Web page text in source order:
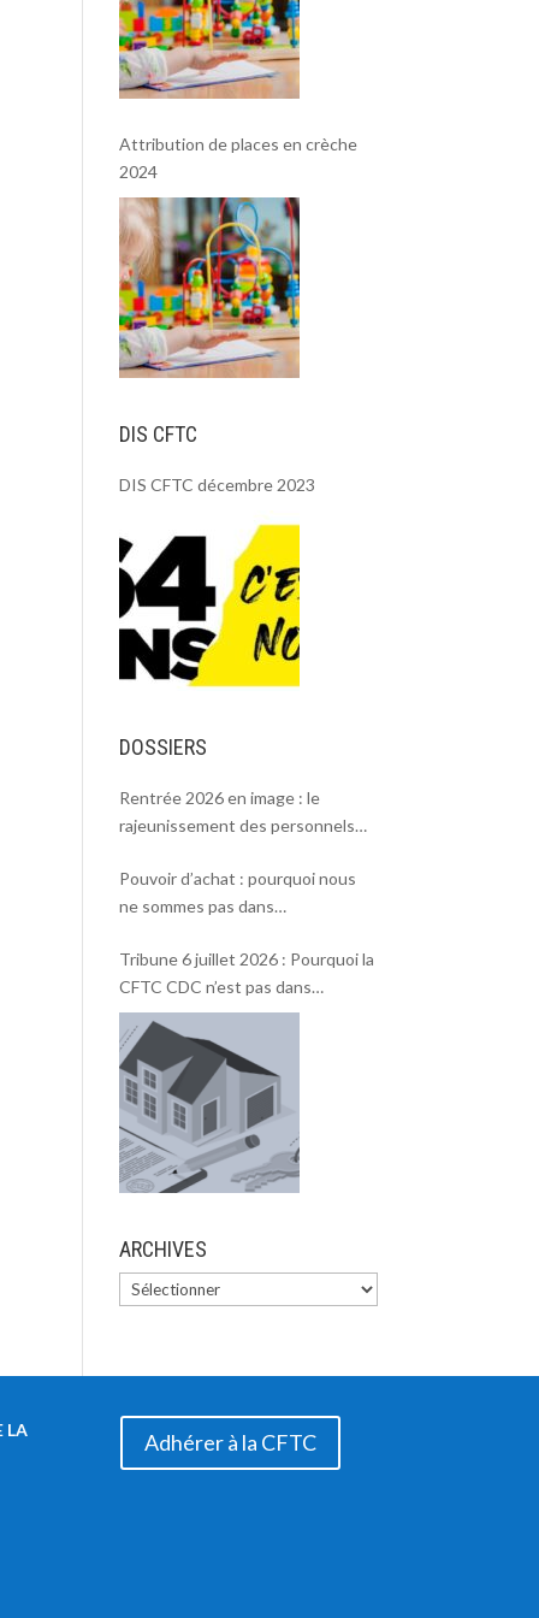
Attribution de places en crèche
2024
DIS CFTC
DIS CFTC décembre 2023
DOSSIERS
Rentrée 2026 en image : le
rajeunissement des personnels
Pouvoir d’achat : pourquoi nous
ne sommes pas dans
Tribune 6 juillet 2026 : Pourquoi la
CFTC CDC n’est pas dans
l’intersyndicale « Pouvoir d’achat »
et Rentrée 2026 .
ARCHIVES
LA Adhérer à la CFTC